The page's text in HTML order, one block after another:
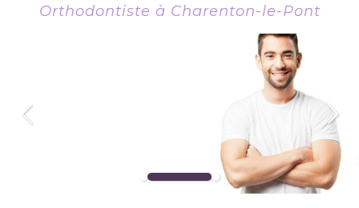
Orthodontiste à Charenton-le-Pont
Slide précédent